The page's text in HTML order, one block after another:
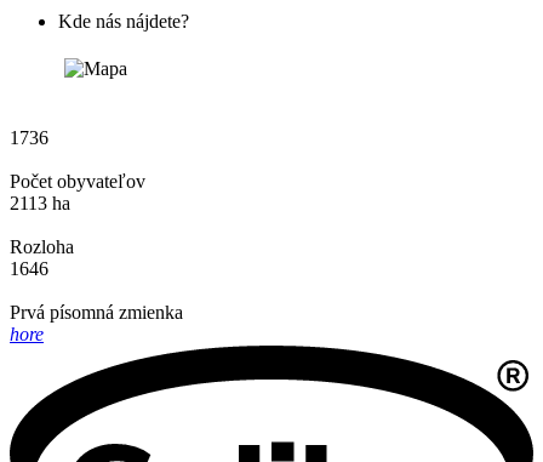
Kde nás nájdete?
1736
Počet obyvateľov
2113 ha
Rozloha
1646
Prvá písomná zmienka
hore